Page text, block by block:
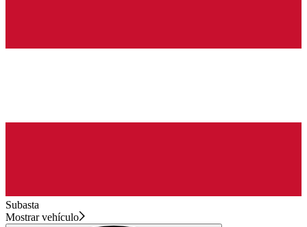
Subasta
Mostrar vehículo